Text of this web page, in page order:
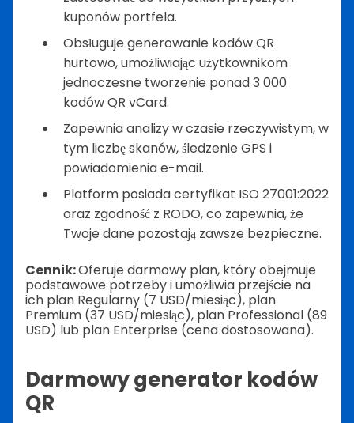
kuponów portfela.
Obsługuje generowanie kodów QR
hurtowo, umożliwiając użytkownikom
jednoczesne tworzenie ponad 3 000
kodów QR vCard.
Zapewnia analizy w czasie rzeczywistym, w
tym liczbę skanów, śledzenie GPS i
powiadomienia e-mail.
Platform posiada certyfikat ISO 27001:2022
oraz zgodność z RODO, co zapewnia, że
Twoje dane pozostają zawsze bezpieczne.
Cennik:Oferuje darmowy plan, który obejmuje
podstawowe potrzeby i umożliwia przejście na
ich plan Regularny (7 USD/miesiąc), plan
Premium (37 USD/miesiąc), plan Professional (89
USD) lub plan Enterprise (cena dostosowana).
Darmowy generator kodów
QR